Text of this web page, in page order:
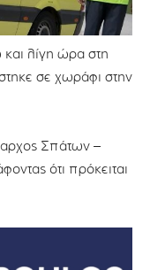
και λίγη ώρα στη
σε χωράφι στην
Σπάτων –
ότι πρόκειται